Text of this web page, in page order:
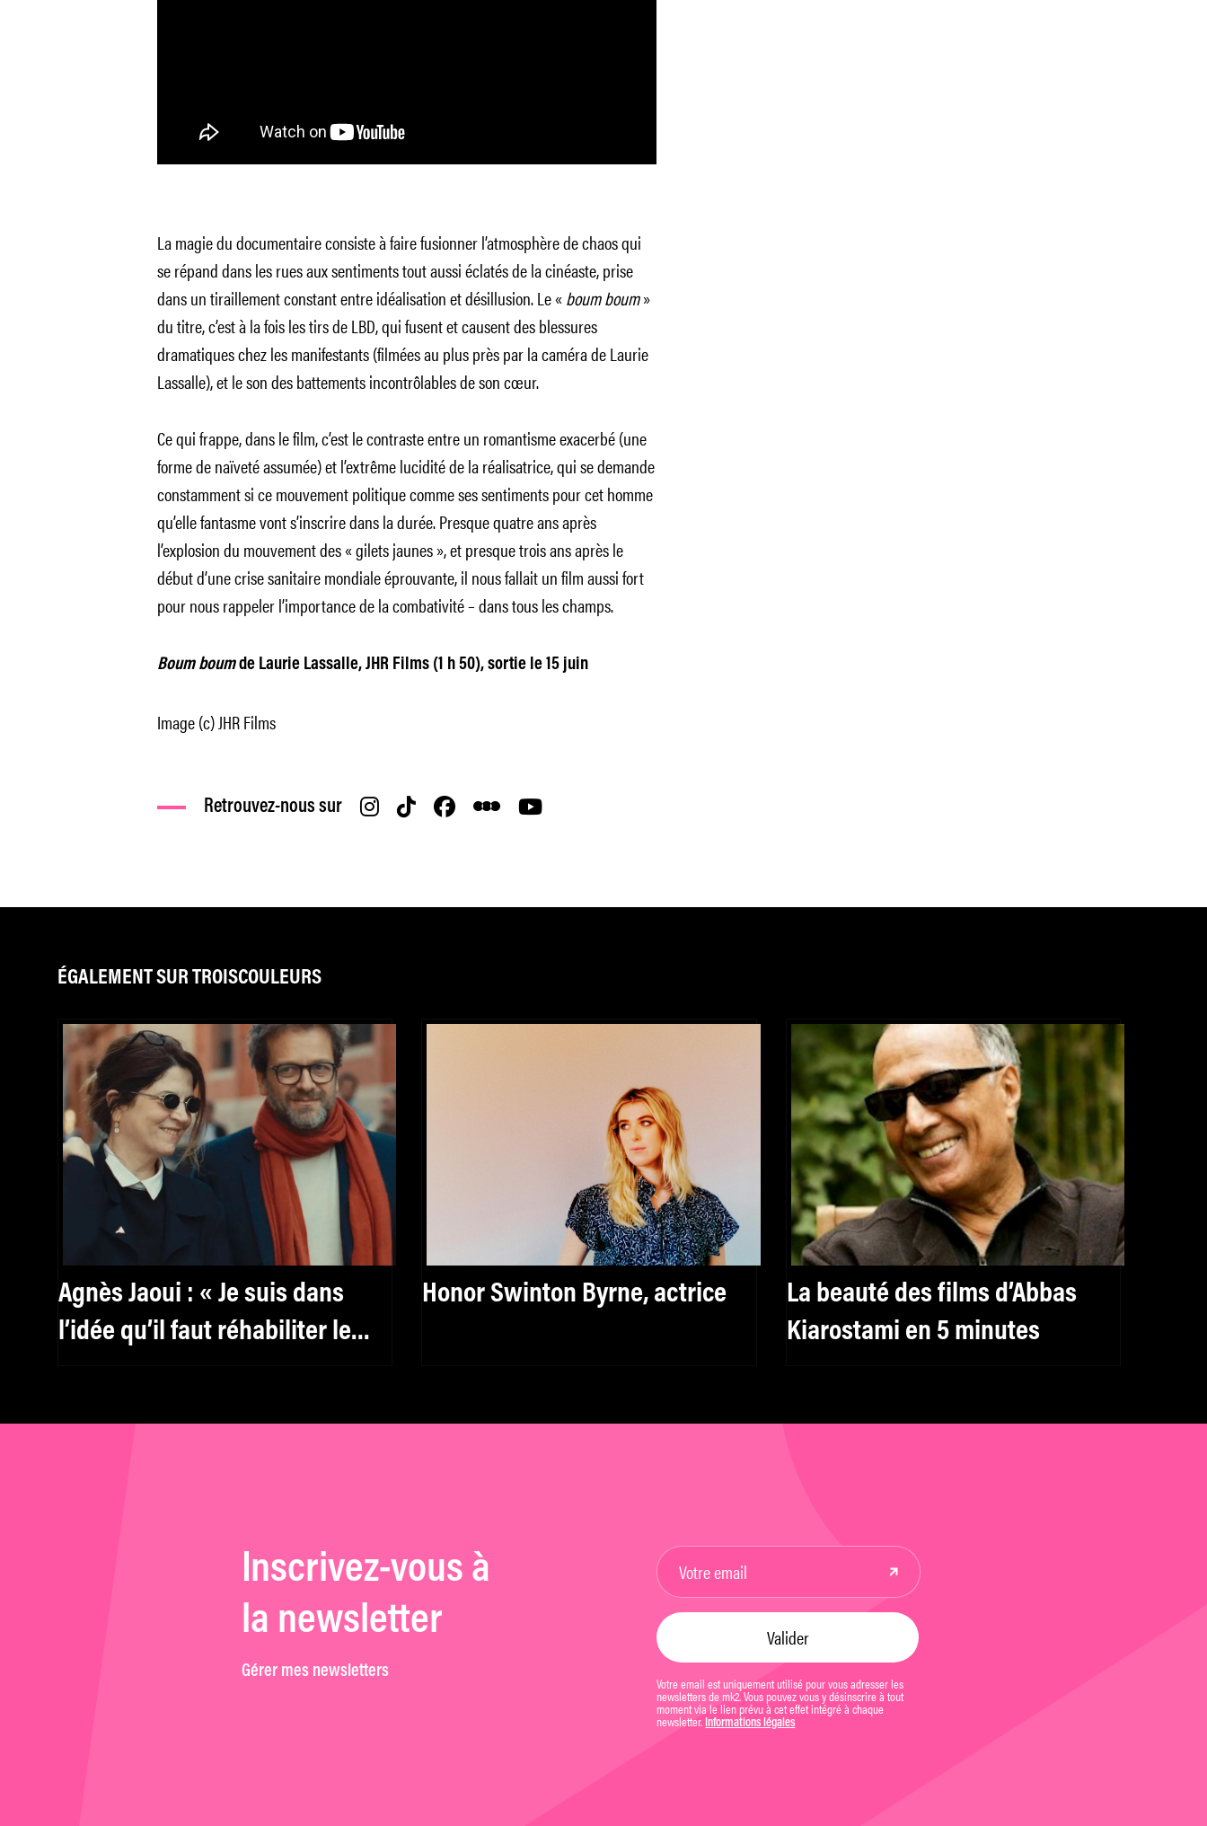
La magie du documentaire consiste à faire fusionner l’atmosphère de chaos qui
se répand dans les rues aux sentiments tout aussi éclatés de la cinéaste, prise
dans un tiraillement constant entre idéalisation et désillusion. Le «boum boum»
du titre, c’est à la fois les tirs de LBD, qui fusent et causent des blessures
dramatiques chez les manifestants (filmées au plus près par la caméra de Laurie
Lassalle), et le son des battements incontrôlables de son cœur.
Ce qui frappe, dans le film, c’est le contraste entre un romantisme exacerbé (une
forme de naïveté assumée) et l’extrême lucidité de la réalisatrice, qui se demande
constamment si ce mouvement politique comme ses sentiments pour cet homme
qu’elle fantasme vont s’inscrire dans la durée. Presque quatre ans après
l’explosion du mouvement des « gilets jaunes », et presque trois ans après le
début d’une crise sanitaire mondiale éprouvante, il nous fallait un film aussi fort
pour nous rappeler l’importance de la combativité – dans tous les champs.
Boum boumde Laurie Lassalle, JHR Films (1 h 50), sortie le 15 juin
Image (c) JHR Films
Retrouvez-nous sur
ÉGALEMENT SUR TROISCOULEURS
Agnès Jaoui : « Je suis dans
l’idée qu’il faut réhabiliter le
Honor Swinton Byrne, actrice
La beauté des films d’Abbas
Kiarostami en 5 minutes
Inscrivez-vous à
la newsletter
Gérer mes newsletters
Votre email est uniquement utilisé pour vous adresser les
newsletters de mk2. Vous pouvez vous y désinscrire à tout
moment via le lien prévu à cet effet intégré à chaque
newsletter. Informations légales